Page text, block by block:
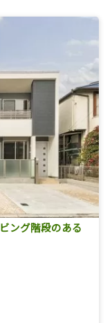
ング階段のある